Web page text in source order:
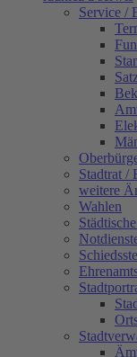
Service /
Stadtrat /
weitere
Wahlen